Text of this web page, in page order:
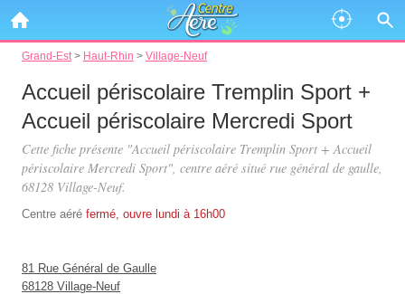
Grand-Est > Haut-Rhin > Village-Neuf
Accueil périscolaire Tremplin Sport +
Accueil périscolaire Mercredi Sport
Cette fiche présente "Accueil périscolaire Tremplin Sport + Accueil
périscolaire Mercredi Sport", centre aéré situé rue général de gaulle,
68128 Village-Neuf.
Centre aéré fermé, ouvre lundi à 16h00
81 Rue Général de Gaulle
68128 Village-Neuf